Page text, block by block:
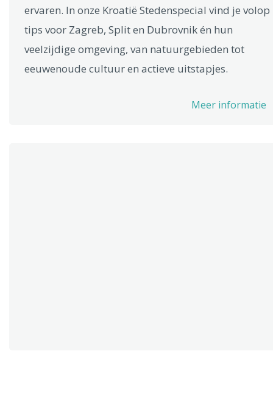
ervaren. In onze Kroatië Stedenspecial vind je volop
tips voor Zagreb, Split en Dubrovnik én hun
veelzijdige omgeving, van natuurgebieden tot
eeuwenoude cultuur en actieve uitstapjes.
Meer informatie